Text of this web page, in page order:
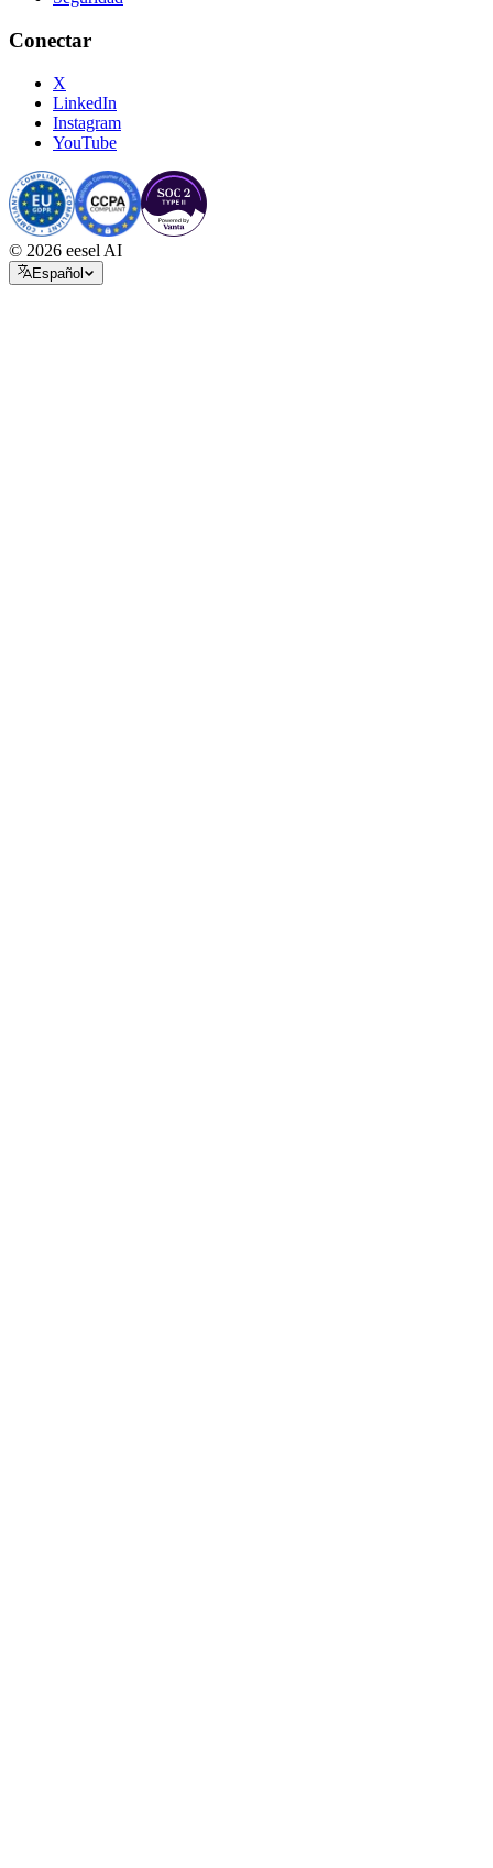
Conectar
X
LinkedIn
Instagram
YouTube
© 2026 eesel AI
Español